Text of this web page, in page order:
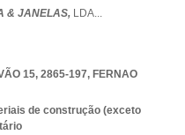
& JANELAS, LDA...
15, 2865-197, FERNAO
de construção (exceto